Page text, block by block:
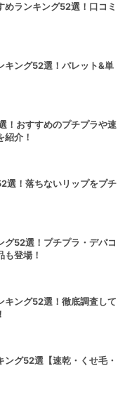
めランキング52選！口コミ
キング52選！パレット&単
！おすすめのプチプラや速
介！
選！落ちないリップをプチ
グ52選！プチプラ・デパコ
も登場！
キング52選！徹底調査して
ング52選【速乾・くせ毛・